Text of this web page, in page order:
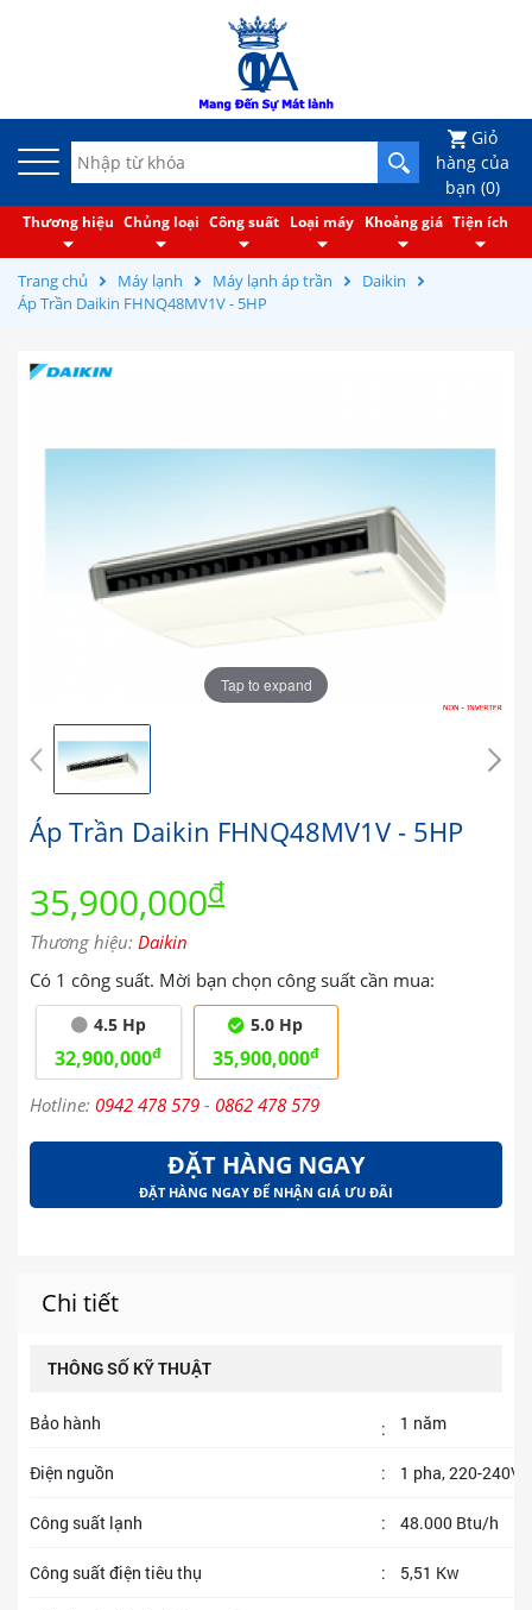
Giỏ
hàng của
bạn (0)
Thương hiệu Chủng loại Công suất Loại máy Khoảng giá Tiện ích
Trang chủ Máy lạnh Máy lạnh áp trần
Daikin
Áp Trần Daikin FHNQ48MV1V - 5HP
Tap to expand
Áp Trần Daikin FHNQ48MV1V - 5HP
35,900,000đ
Thương hiệu: Daikin
Có 1 công suất. Mời bạn chọn công suất cần mua:
4.5 Hp
32,900,000đ
5.0 Hp
35,900,000đ
Hotline: 0942 478 579 - 0862 478 579
ĐẶT HÀNG NGAY
ĐẶT HÀNG NGAY ĐỂ NHẬN GIÁ ƯU ĐÃI
Chi tiết
THÔNG SỐ KỸ THUẬT
Bảo hành : 1 năm
Điện nguồn : 1 pha, 220-240V,
Công suất lạnh : 48.000 Btu/h
Công suất điện tiêu thụ : 5,51 Kw